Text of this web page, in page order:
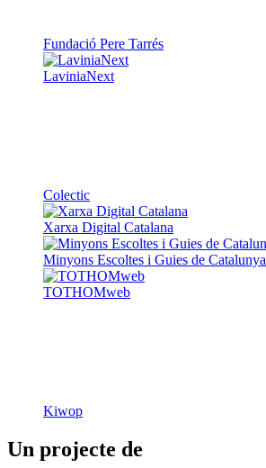
Fundació Pere Tarrés
LaviniaNext
Colectic
Xarxa Digital Catalana
Minyons Escoltes i Guies de Catalunya
TOTHOMweb
Kiwop
Un projecte de